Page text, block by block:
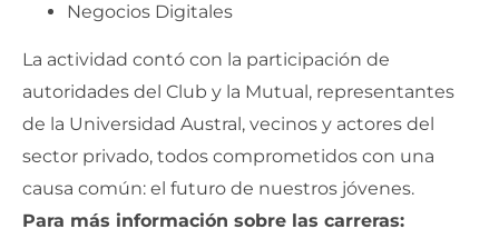
Negocios Digitales
La actividad contó con la participación de
autoridades del Club y la Mutual, representantes
de la Universidad Austral, vecinos y actores del
sector privado, todos comprometidos con una
causa común: el futuro de nuestros jóvenes.
Para más información sobre las carreras: